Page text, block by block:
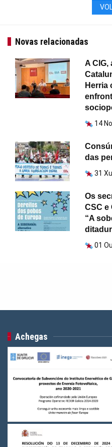
Novas relacionadas
A CIG,
Herria
14
das
31
Os
CSC e
“A
01
Achegas